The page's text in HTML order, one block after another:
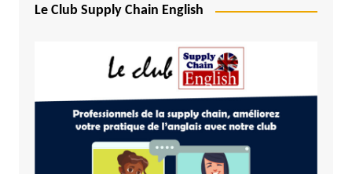
Le Club Supply Chain English